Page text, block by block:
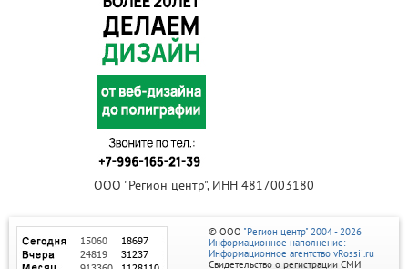
ООО "Регион центр", ИНН 4817003180
© ООО "Регион центр" 2004 - 2026
Информационное наполнение:
Информационное агентство vRossii.ru
Свидетельство о регистрации СМИ